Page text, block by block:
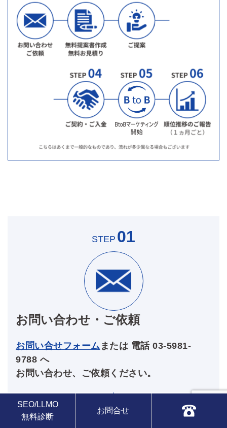
STEP 01
お問い合わせ・ご依頼
お問い合せフォーム または 電話 03-5981-
9788 へ
お問い合わせ、ご依頼ください。
SEO/LLMO
無料診断
お問合せ